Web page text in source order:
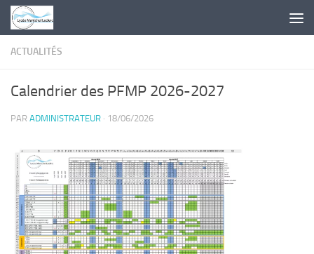
Skip to content
ACTUALITÉS
Calendrier des PFMP 2026-2027
PAR ADMINISTRATEUR · 18/06/2026